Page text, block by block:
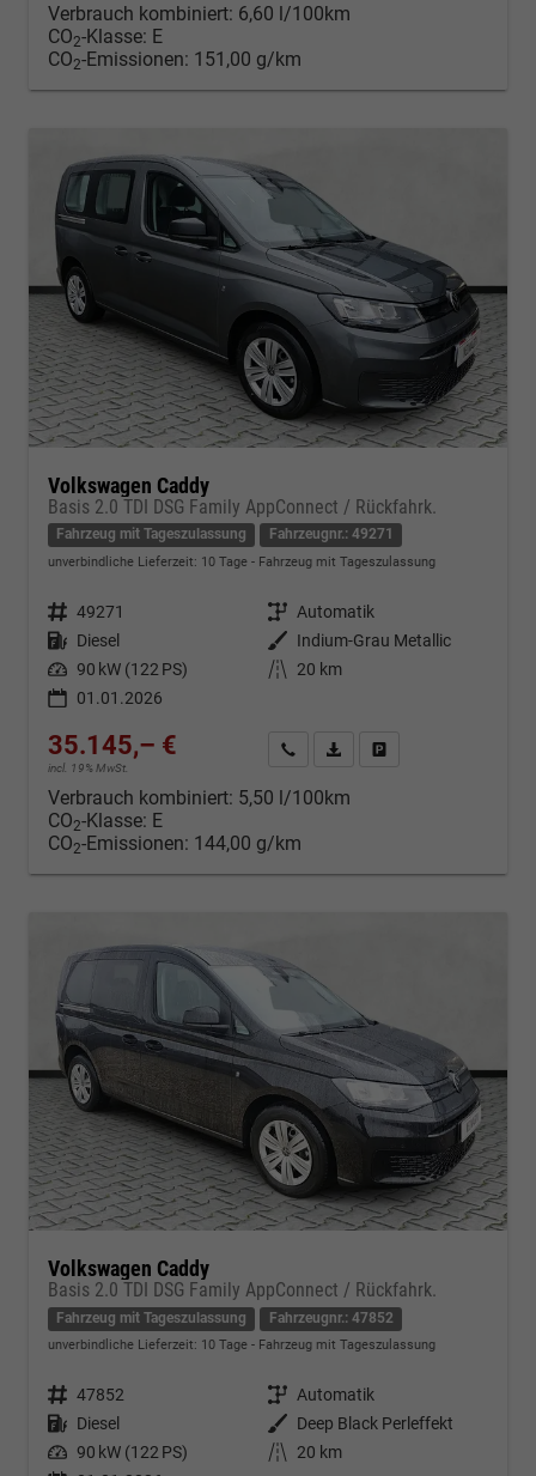
Verbrauch kombiniert: 6,60 l/100km
CO2-Klasse: E
CO2-Emissionen: 151,00 g/km
Volkswagen Caddy
Basis 2.0 TDI DSG Family AppConnect / Rückfahrk.
Fahrzeug mit Tageszulassung Fahrzeugnr.: 49271
unverbindliche Lieferzeit: 10 Tage Fahrzeug mit Tageszulassung
Fahrzeugnr. 49271 Getriebe Automatik
Kraftstoff Diesel Außenfarbe Indium-Grau Metallic
Leistung 90 kW (122 PS) Kilometerstand
20 km
01.01.2026
35.145,– €
incl. 19% MwSt.
Kontakt & Angebot anfordern
PDF-Datei, Fahrzeugexposé
Verbrauch kombiniert: 5,50 l/100km
CO2-Klasse: E
CO2-Emissionen: 144,00 g/km
Volkswagen Caddy
Basis 2.0 TDI DSG Family AppConnect / Rückfahrk.
Fahrzeug mit Tageszulassung Fahrzeugnr.: 47852
unverbindliche Lieferzeit: 10 Tage Fahrzeug mit Tageszulassung
Fahrzeugnr. 47852 Getriebe Automatik
Kraftstoff Diesel Außenfarbe
Deep Black Perleffekt
Leistung 90 kW (122 PS) Kilometerstand
20 km